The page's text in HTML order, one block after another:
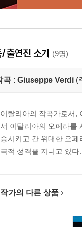
/출연진 소개 (9명)
곡 : Giuseppe Verdi (
이탈리아의 작곡가로서,
서 이탈리아의 오페라를
승시키고 간 위대한 오
극적 성격을 지니고 있다
작가의 다른 상품